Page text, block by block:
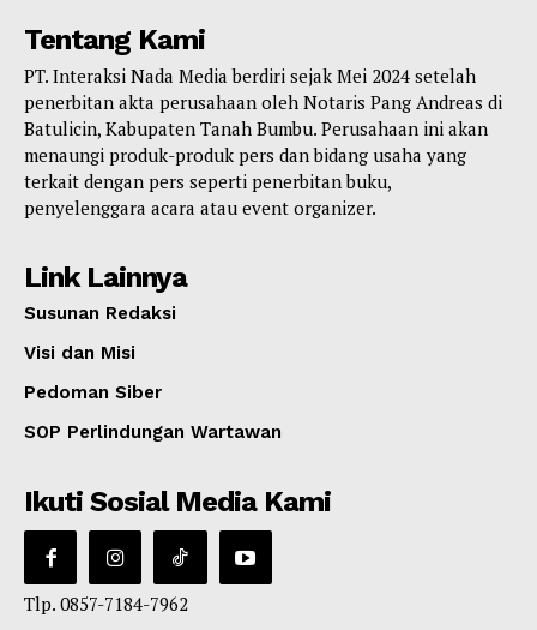
Tentang Kami
PT. Interaksi Nada Media berdiri sejak Mei 2024 setelah
penerbitan akta perusahaan oleh Notaris Pang Andreas di
Batulicin, Kabupaten Tanah Bumbu. Perusahaan ini akan
menaungi produk-produk pers dan bidang usaha yang
terkait dengan pers seperti penerbitan buku,
penyelenggara acara atau event organizer.
Link Lainnya
Susunan Redaksi
Visi dan Misi
Pedoman Siber
SOP Perlindungan Wartawan
Ikuti Sosial Media Kami
Tlp. 0857-7184-7962